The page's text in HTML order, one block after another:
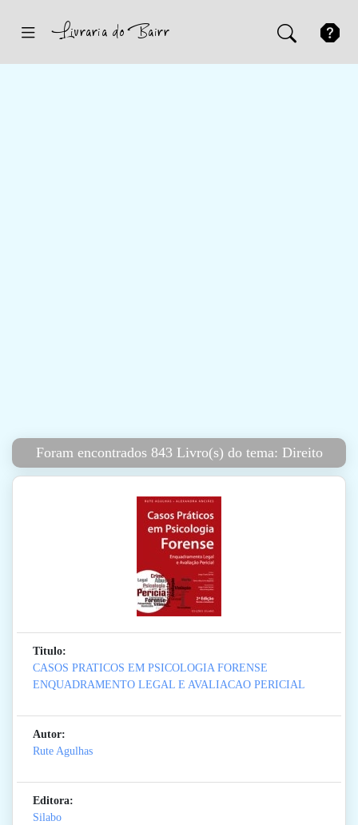
Foram encontrados 843 Livro(s) do tema: Direito
Titulo:
CASOS PRATICOS EM PSICOLOGIA FORENSE
ENQUADRAMENTO LEGAL E AVALIACAO PERICIAL
Autor:
Rute Agulhas
Editora:
Silabo